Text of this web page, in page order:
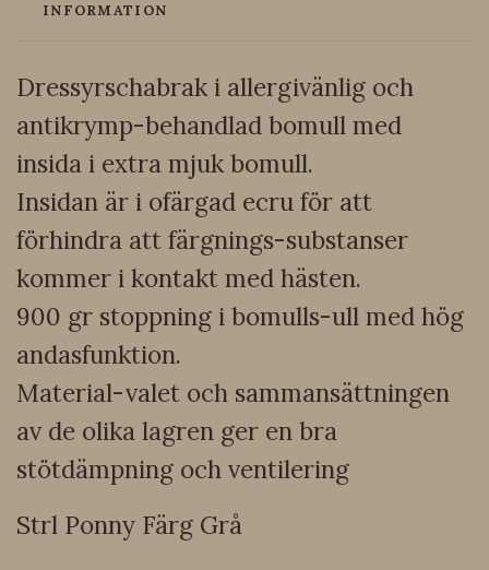
INFORMATION
Dressyrschabrak i allergivänlig och
antikrymp-behandlad bomull med
insida i extra mjuk bomull.
Insidan är i ofärgad ecru för att
förhindra att färgnings-substanser
kommer i kontakt med hästen.
900 gr stoppning i bomulls-ull med hög
andasfunktion.
Material-valet och sammansättningen
av de olika lagren ger en bra
stötdämpning och ventilering
Strl Ponny Färg Grå